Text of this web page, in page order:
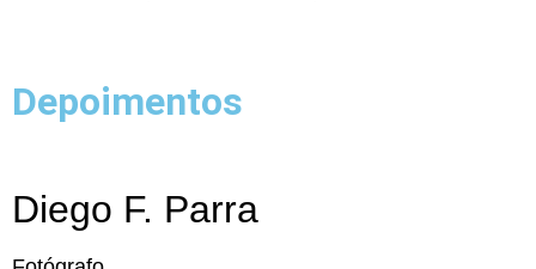
Depoimentos
Diego F. Parra